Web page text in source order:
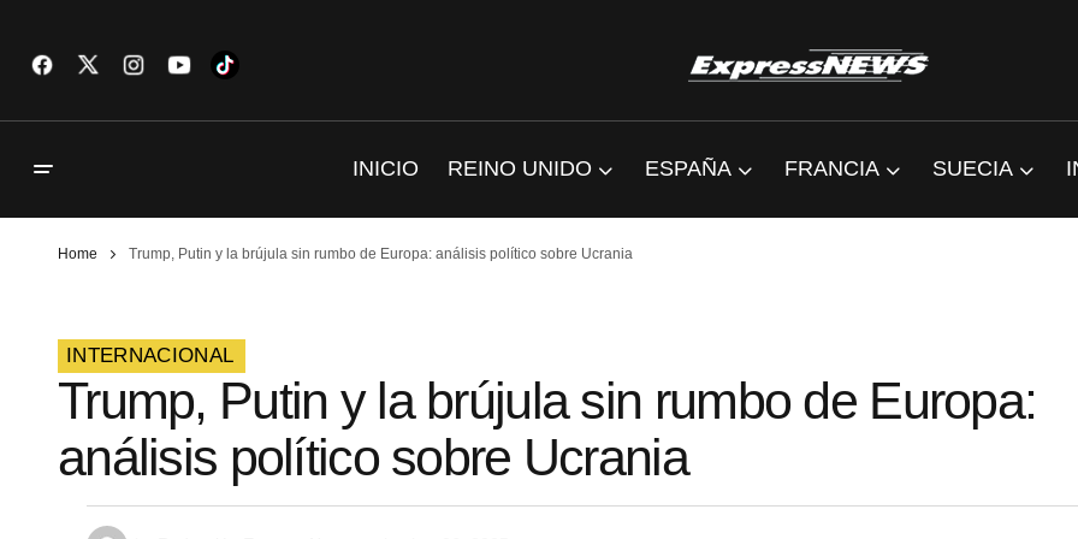
INICIO REINO UNIDO ESPAÑA FRANCIA SUECIA
Home Trump, Putin y la brújula sin rumbo de Europa: análisis político sobre Ucrania
INTERNACIONAL
Trump, Putin y la brújula sin rumbo de Europa:
análisis político sobre Ucrania